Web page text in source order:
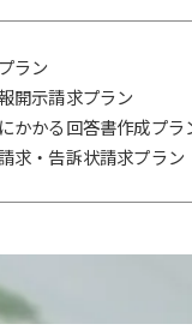
ラン
開示請求プラン
かかる回答書作成プラ
求・告訴状請求プラン